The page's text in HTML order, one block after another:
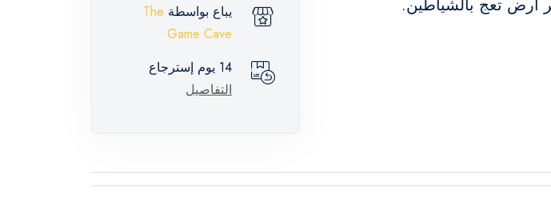
أرض تعج بالشياطين.
يباع بواسطة The
Game Cave
14 يوم إسترجاع
التفاصيل